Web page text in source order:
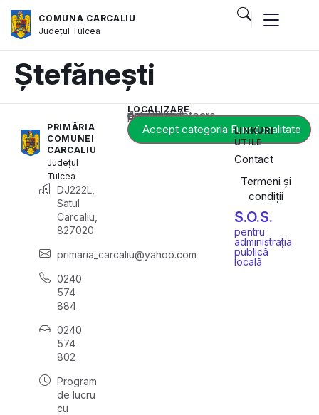
COMUNA CARCALIU
Județul Tulcea
Ștefănești
PRIMĂRIA
COMUNEI
CARCALIU
Județul
Tulcea
DJ222L,
Satul
Carcaliu,
827020
primaria_carcaliu@yahoo.com
0240
574
884
0240
574
802
Program
de lucru
cu
LOCALIZARE
Acest conținut este blocat până când acceptați categoria corespunzătoare de cookie-uri.
Accept categoria Funcționalitate
LINKURI
UTILE
Contact
Termeni și
condiții
S.O.S.
pentru
administrația
publică
locală